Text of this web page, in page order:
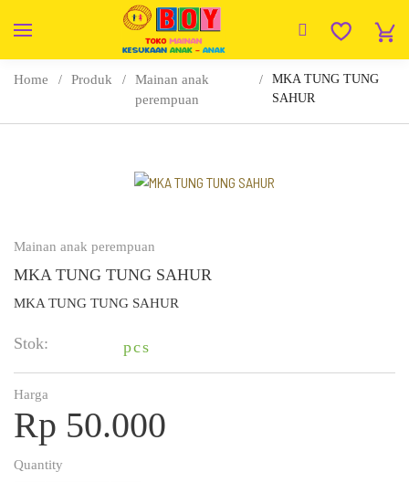
Home Produk
Mainan anak
perempuan
MKA TUNG TUNG
SAHUR
Mainan anak perempuan
MKA TUNG TUNG SAHUR
MKA TUNG TUNG SAHUR
Stok: pcs
Harga
Rp 50.000
Quantity